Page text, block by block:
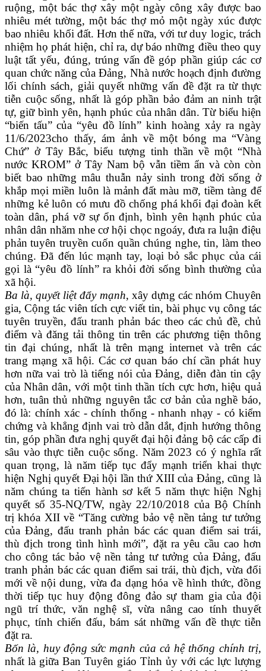
ruộng, một bác thợ xây một ngày công xây được bao
nhiêu mét tường, một bác thợ mỏ một ngày xúc được
bao nhiêu khối đất. Hơn thế nữa, với tư duy logic, trách
nhiệm họ phát hiện, chỉ ra, dự báo những điều theo quy
luật tất yếu, đúng, trúng vấn đề góp phần giúp các cơ
quan chức năng của Đảng, Nhà nước hoạch định đường
lối chính sách, giải quyết những vấn đề đặt ra từ thực
tiễn cuộc sống, nhất là góp phần bảo đảm an ninh trật
tự, giữ bình yên, hạnh phúc của nhân dân. Từ biểu hiện
“biến tấu” của “yêu đồ lính” kinh hoàng xảy ra ngày
11/6/2023cho thấy, ám ảnh về một bóng ma “Vàng
Chứ” ở Tây Bắc, biểu tượng tinh thần về một “Nhà
nước KROM” ở Tây Nam bộ vẫn tiềm ẩn và còn còn
biết bao những mâu thuẫn nảy sinh trong đời sống ở
khắp mọi miền luôn là mảnh đất màu mỡ, tiềm tàng để
những kẻ luôn có mưu đồ chống phá khối đại đoàn kết
toàn dân, phá vỡ sự ổn định, bình yên hạnh phúc của
nhân dân nhăm nhe cơ hội chọc ngoáy, đưa ra luận điệu
phản tuyên truyền cuốn quần chúng nghe, tin, làm theo
chúng. Đã đến lúc mạnh tay, loại bỏ sắc phục của cái
gọi là “yêu đồ lính” ra khỏi đời sống bình thường của
xã hội.
Ba là, quyết liệt đẩy mạnh, xây dựng các nhóm Chuyên
gia, Cộng tác viên tích cực viết tin, bài phục vụ công tác
tuyên truyền, đấu tranh phản bác theo các chủ đề, chủ
điểm và đăng tải thông tin trên các phương tiện thông
tin đại chúng, nhất là trên mạng internet và trên các
trang mạng xã hội. Các cơ quan báo chí cần phát huy
hơn nữa vai trò là tiếng nói của Đảng, diễn đàn tin cậy
của Nhân dân, với một tinh thần tích cực hơn, hiệu quả
hơn, tuân thủ những nguyên tắc cơ bản của nghề báo,
đó là: chính xác - chính thống - nhanh nhạy - có kiểm
chứng và khẳng định vai trò dẫn dắt, định hướng thông
tin, góp phần đưa nghị quyết đại hội đảng bộ các cấp đi
sâu vào thực tiễn cuộc sống. Năm 2023 có ý nghĩa rất
quan trọng, là năm tiếp tục đẩy mạnh triển khai thực
hiện Nghị quyết Đại hội lần thứ XIII của Đảng, cũng là
năm chúng ta tiến hành sơ kết 5 năm thực hiện Nghị
quyết số 35-NQ/TW, ngày 22/10/2018 của Bộ Chính
trị khóa XII về “Tăng cường bảo vệ nền tảng tư tưởng
của Đảng, đấu tranh phản bác các quan điểm sai trái,
thù địch trong tình hình mới”, đặt ra yêu cầu cao hơn
cho công tác bảo vệ nền tảng tư tưởng của Đảng, đấu
tranh phản bác các quan điểm sai trái, thù địch, vừa đổi
mới về nội dung, vừa đa dạng hóa về hình thức, đồng
thời tiếp tục huy động đông đảo sự tham gia của đội
ngũ trí thức, văn nghệ sĩ, vừa nâng cao tính thuyết
phục, tính chiến đấu, bám sát những vấn đề thực tiễn
đặt ra.
Bốn là, huy động sức mạnh của cả hệ thống chính trị,
nhất là giữa Ban Tuyên giáo Tỉnh ủy với các lực lượng